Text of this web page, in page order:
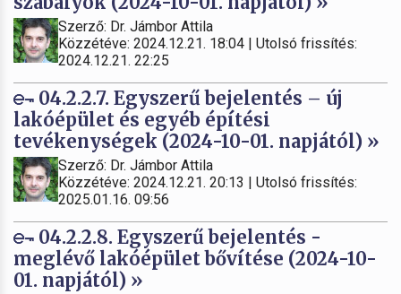
Szerző: Dr. Jámbor Attila
Közzétéve: 2024.12.21. 18:04 | Utolsó frissítés:
2024.12.21. 22:25
04.2.2.7. Egyszerű bejelentés – új
lakóépület és egyéb építési
tevékenységek (2024-10-01. napjától) »
Szerző: Dr. Jámbor Attila
Közzétéve: 2024.12.21. 20:13 | Utolsó frissítés:
2025.01.16. 09:56
04.2.2.8. Egyszerű bejelentés -
meglévő lakóépület bővítése (2024-10-
01. napjától) »